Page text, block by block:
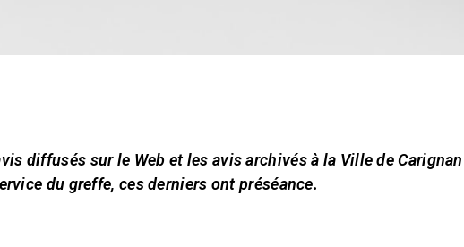
diffusés sur le Web et les avis archivés à la Ville de Carignan
du greffe, ces derniers ont préséance.